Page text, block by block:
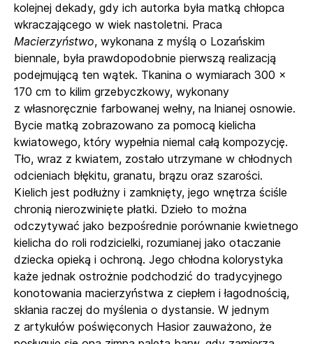
kolejnej dekady, gdy ich autorka była matką chłopca
wkraczającego w wiek nastoletni. Praca
Macierzyństwo, wykonana z myślą o Lozańskim
biennale, była prawdopodobnie pierwszą realizacją
podejmującą ten wątek. Tkanina o wymiarach 300 ×
170 cm to kilim grzebyczkowy, wykonany
z własnoręcznie farbowanej wełny, na lnianej osnowie.
Bycie matką zobrazowano za pomocą kielicha
kwiatowego, który wypełnia niemal całą kompozycję.
Tło, wraz z kwiatem, zostało utrzymane w chłodnych
odcieniach błękitu, granatu, brązu oraz szarości.
Kielich jest podłużny i zamknięty, jego wnętrza ściśle
chronią nierozwinięte płatki. Dzieło to można
odczytywać jako bezpośrednie porównanie kwietnego
kielicha do roli rodzicielki, rozumianej jako otaczanie
dziecka opieką i ochroną. Jego chłodna kolorystyka
każe jednak ostrożnie podchodzić do tradycyjnego
konotowania macierzyństwa z ciepłem i łagodnością,
skłania raczej do myślenia o dystansie. W jednym
z artykułów poświęconych Hasior zauważono, że